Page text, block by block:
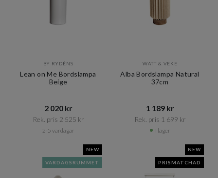
BY RYDÉNS
Lean on Me Bordslampa
Beige
2 020 kr​​
Rek. pris 2 525 kr​​
2-5 vardagar
WATT & VEKE
Alba Bordslampa Natural
37cm
1 189 kr​​
Rek. pris 1 699 kr​​
I lager
NEW
VARDAGSRUMMET
NEW
PRISMATCHAD